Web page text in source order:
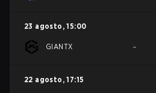
23 agosto , 15:00
GIANTX -
22 agosto , 17:15